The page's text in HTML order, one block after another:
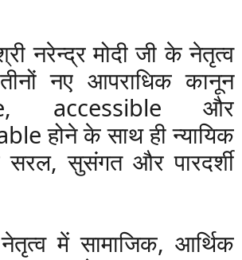
नरेन्द्र मोदी जी के नेतृत्व
नए आपराधिक कानून
accessible और
होने के साथ ही न्यायिक
सरल, सुसंगत और पारदर्शी
में सामाजिक, आर्थिक